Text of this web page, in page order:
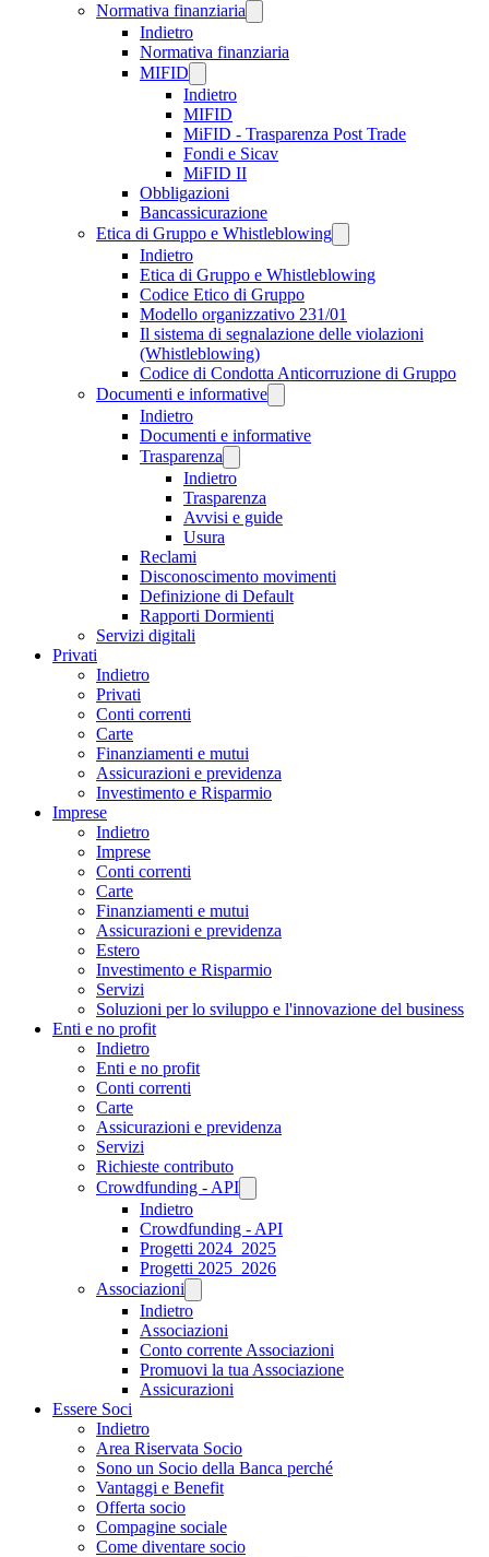
Normativa finanziaria
Indietro
Normativa finanziaria
MIFID
Indietro
MIFID
MiFID - Trasparenza Post Trade
Fondi e Sicav
MiFID II
Obbligazioni
Bancassicurazione
Etica di Gruppo e Whistleblowing
Indietro
Etica di Gruppo e Whistleblowing
Codice Etico di Gruppo
Modello organizzativo 231/01
Il sistema di segnalazione delle violazioni
(Whistleblowing)
Codice di Condotta Anticorruzione di Gruppo
Documenti e informative
Indietro
Documenti e informative
Trasparenza
Indietro
Trasparenza
Avvisi e guide
Usura
Reclami
Disconoscimento movimenti
Definizione di Default
Rapporti Dormienti
Servizi digitali
Privati
Indietro
Privati
Conti correnti
Carte
Finanziamenti e mutui
Assicurazioni e previdenza
Investimento e Risparmio
Imprese
Indietro
Imprese
Conti correnti
Carte
Finanziamenti e mutui
Assicurazioni e previdenza
Estero
Investimento e Risparmio
Servizi
Soluzioni per lo sviluppo e l'innovazione del business
Enti e no profit
Indietro
Enti e no profit
Conti correnti
Carte
Assicurazioni e previdenza
Servizi
Richieste contributo
Crowdfunding - API
Indietro
Crowdfunding - API
Progetti 2024_2025
Progetti 2025_2026
Associazioni
Indietro
Associazioni
Conto corrente Associazioni
Promuovi la tua Associazione
Assicurazioni
Essere Soci
Indietro
Area Riservata Socio
Sono un Socio della Banca perché
Vantaggi e Benefit
Offerta socio
Compagine sociale
Come diventare socio